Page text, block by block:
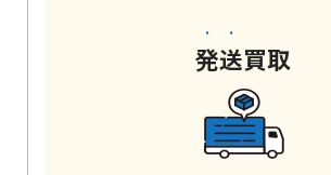
発送買取